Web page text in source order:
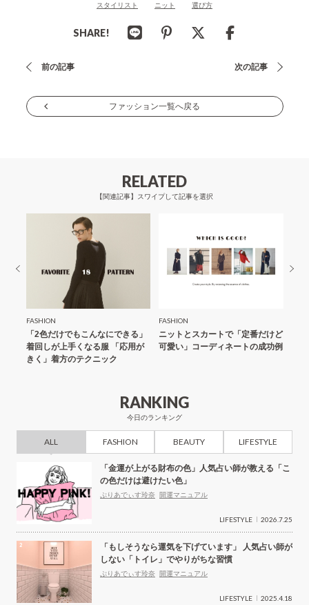
スタイリスト ニット 選び方
SHARE!
投
ナ
前の記事 次の記事
ファッション一覧へ戻る
RELATED
【関連記事】スワイプして記事を選択
FASHION
「2色だけでもこんなにできる」
着回しが上手くなる服 「応用が
きく」着方のテクニック
FASHION
ニットとスカートで「定番だけど
可愛い」コーディネートの成功例
RANKING
今日のランキング
ALL FASHION BEAUTY LIFESTYLE
「金運が上がる財布の色」人気占い師が教える「こ
の色だけは避けたい色」
ぷりあでぃす玲奈 開運マニュアル
LIFESTYLE 2026.7.25
「もしそうなら運気を下げています」 人気占い師が
しない「トイレ」でやりがちな習慣
ぷりあでぃす玲奈 開運マニュアル
LIFESTYLE 2025.4.18